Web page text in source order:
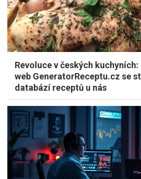
Revoluce v českých
web GeneratorReceptu.cz se
databází receptů u nás